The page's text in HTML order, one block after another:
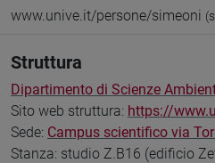
www.unive.it/persone/simeoni
Struttura
Dipartimento di Scienze
Sito web struttura: https://
Sede: Campus scientifico via
Stanza: studio Z.B16 (edificio